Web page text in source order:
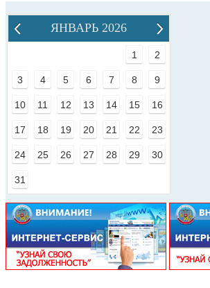
ЯНВАРЬ 2026
1 2
3 4 5 6 7 8 9
10 11 12 13 14 15 16
17 18 19 20 21 22 23
24 25 26 27 28 29 30
31